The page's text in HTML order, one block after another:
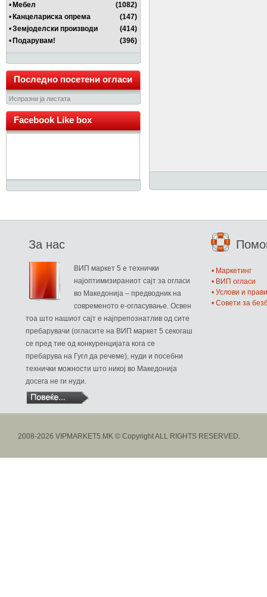
• Мебел
(1082)
• Канцелариска опрема
(147)
•Земјоделски производи
(414)
• Подарувам! (396)
Последно посетени огласи
Испразни ја листата
Facebook Like box
За нас
ВИП маркет 5 е технички
најоптимизираниот сајт за огласи
во Македонија – предводник на
современото е-огласување. Освен
тоа што нашиот сајт е најпрепознатлив од сите
пребарувачи (огласите на ВИП маркет 5 секогаш
се пред тие од конкуренцијата кога се
пребарува на Гугл да речеме), нуди и посебни
технички можности што никој во Македонија
досега не ги нуди.
• Маркетинг
• ВИП огласи
• Услови и
• Совети за
2008-2026 VIPMARKET5.MK © Copyright ALL RIGHTS RESERVED.